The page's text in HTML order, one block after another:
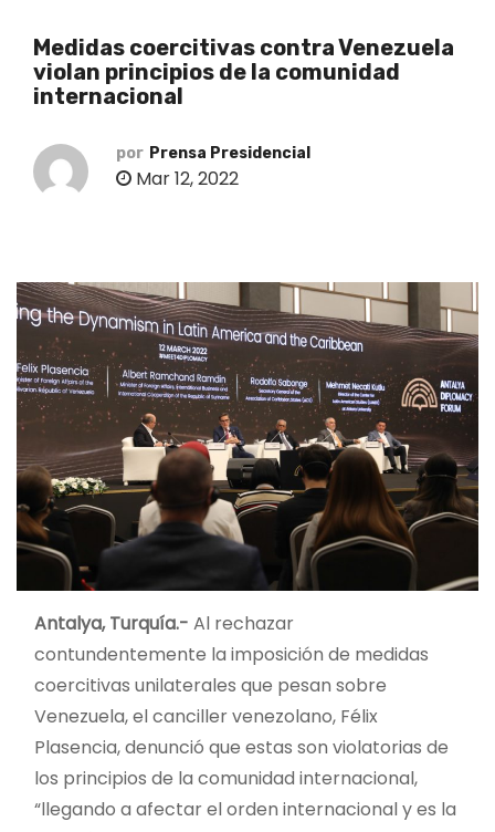
Medidas coercitivas contra Venezuela
violan principios de la comunidad
internacional
por Prensa Presidencial
Mar 12, 2022
Antalya, Turquía.- Al rechazar
contundentemente la imposición de medidas
coercitivas unilaterales que pesan sobre
Venezuela, el canciller venezolano, Félix
Plasencia, denunció que estas son violatorias de
los principios de la comunidad internacional,
“llegando a afectar el orden internacional y es la